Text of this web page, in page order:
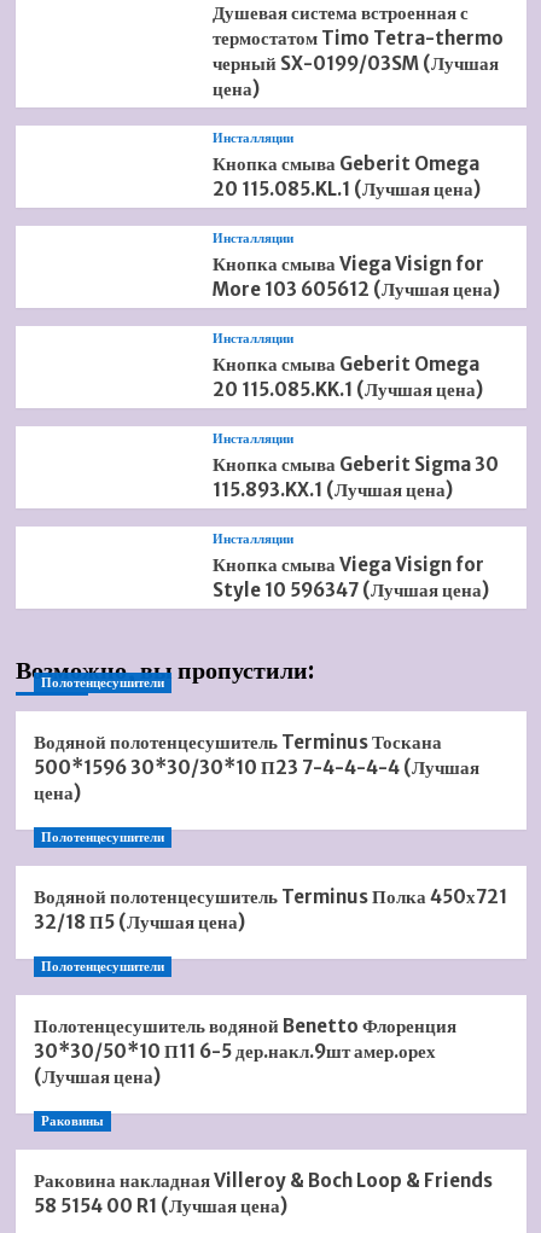
Душевая система встроенная с
термостатом Timo Tetra-thermo
черный SX-0199/03SM (Лучшая
цена)
Инсталляции
Кнопка смыва Geberit Omega
20 115.085.KL.1 (Лучшая цена)
Инсталляции
Кнопка смыва Viega Visign for
More 103 605612 (Лучшая цена)
Инсталляции
Кнопка смыва Geberit Omega
20 115.085.KK.1 (Лучшая цена)
Инсталляции
Кнопка смыва Geberit Sigma 30
115.893.KX.1 (Лучшая цена)
Инсталляции
Кнопка смыва Viega Visign for
Style 10 596347 (Лучшая цена)
Возможно, вы пропустили:
Полотенцесушители
Водяной полотенцесушитель Terminus Тоскана
500*1596 30*30/30*10 П23 7-4-4-4-4 (Лучшая
цена)
Полотенцесушители
Водяной полотенцесушитель Terminus Полка 450х721
32/18 П5 (Лучшая цена)
Полотенцесушители
Полотенцесушитель водяной Benetto Флоренция
30*30/50*10 П11 6-5 дер.накл.9шт амер.орех
(Лучшая цена)
Раковины
Раковина накладная Villeroy & Boch Loop & Friends
58 5154 00 R1 (Лучшая цена)